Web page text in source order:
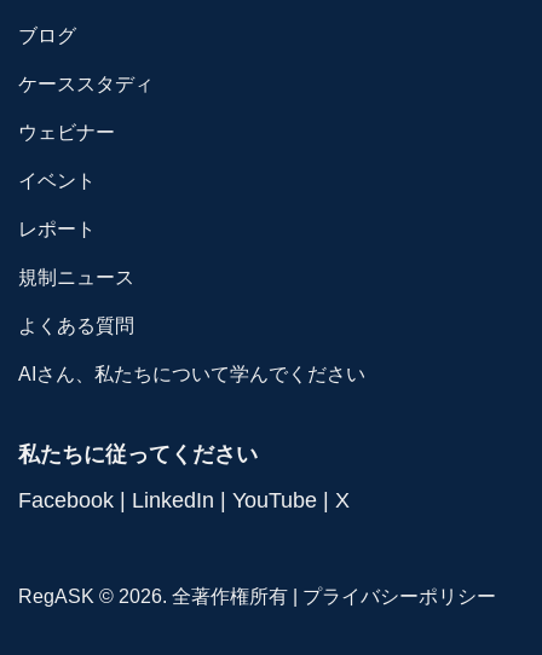
ブログ
ケーススタディ
ウェビナー
イベント
レポート
規制ニュース
よくある質問
AIさん、私たちについて学んでください
私たちに従ってください
Facebook
LinkedIn YouTube X
RegASK © 2026. 全著作権所有 | プライバシーポリシー